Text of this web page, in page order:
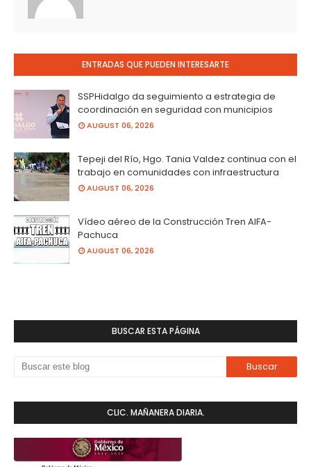
ENTRADAS QUE PUEDEN INTERESARTE
SSPHidalgo da seguimiento a estrategia de
coordinación en seguridad con municipios
AUGUST 06, 2026
Tepeji del Río, Hgo. Tania Valdez continua con el
trabajo en comunidades con infraestructura
AUGUST 06, 2026
Vídeo aéreo de la Construcción Tren AIFA-
Pachuca
AUGUST 06, 2026
BUSCAR ESTA PÁGINA
CLIC. MAÑANERA DIARIA.